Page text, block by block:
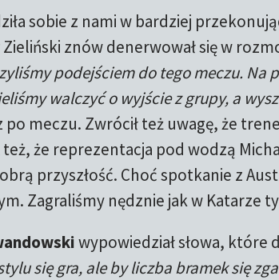
sobie z nami w bardziej
znów denerwował się w
podejściem do tego meczu.
walczyć o wyjście z grupy, a
po meczu. Zwrócił też uwagę, że
też, że reprezentacja pod wodzą
przyszłość. Choć spotkanie z
Zagraliśmy nędznie jak w Katarze
wypowiedział słowa, które
się gra, ale by liczba bramek się